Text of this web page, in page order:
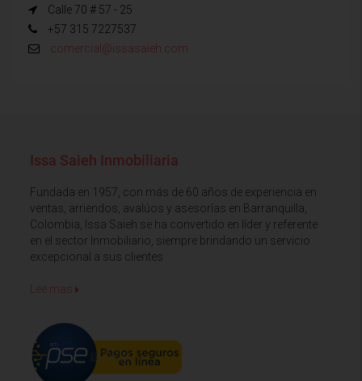
Calle 70 # 57 - 25
+57 315 7227537
comercial@issasaieh.com
Issa Saieh Inmobiliaria
Fundada en 1957, con más de 60 años de experiencia en
ventas, arriendos, avalúos y asesorías en Barranquilla,
Colombia, Issa Saieh se ha convertido en líder y referente
en el sector Inmobiliario, siempre brindando un servicio
excepcional a sus clientes
Lee mas